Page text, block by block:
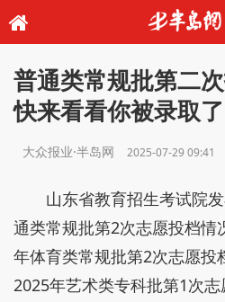
普通类常规批第二
快来看看你被录取
大众报业·半岛网 2025-07-29 09:41
山东省教育招生考试院
通类常规批第2次志愿投档情
年体育类常规批第2次志愿投
2025年艺术类专科批第1次